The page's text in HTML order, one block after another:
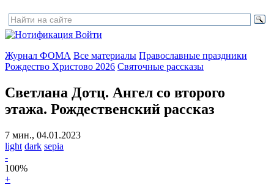
Войти
Журнал ФОМА Все материалы Православные праздники
Рождество Христово 2026 Святочные рассказы
Светлана Дотц. Ангел со второго
этажа. Рождественский рассказ
7 мин., 04.01.2023
light dark sepia
-
100%
+